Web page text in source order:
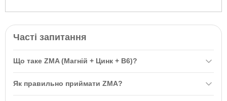
Часті запитання
Що таке ZMA (Магній + Цинк + В6)?
що містить магній і цинк, а також вітамін В6 для їх
Як правильно приймати ZMA?